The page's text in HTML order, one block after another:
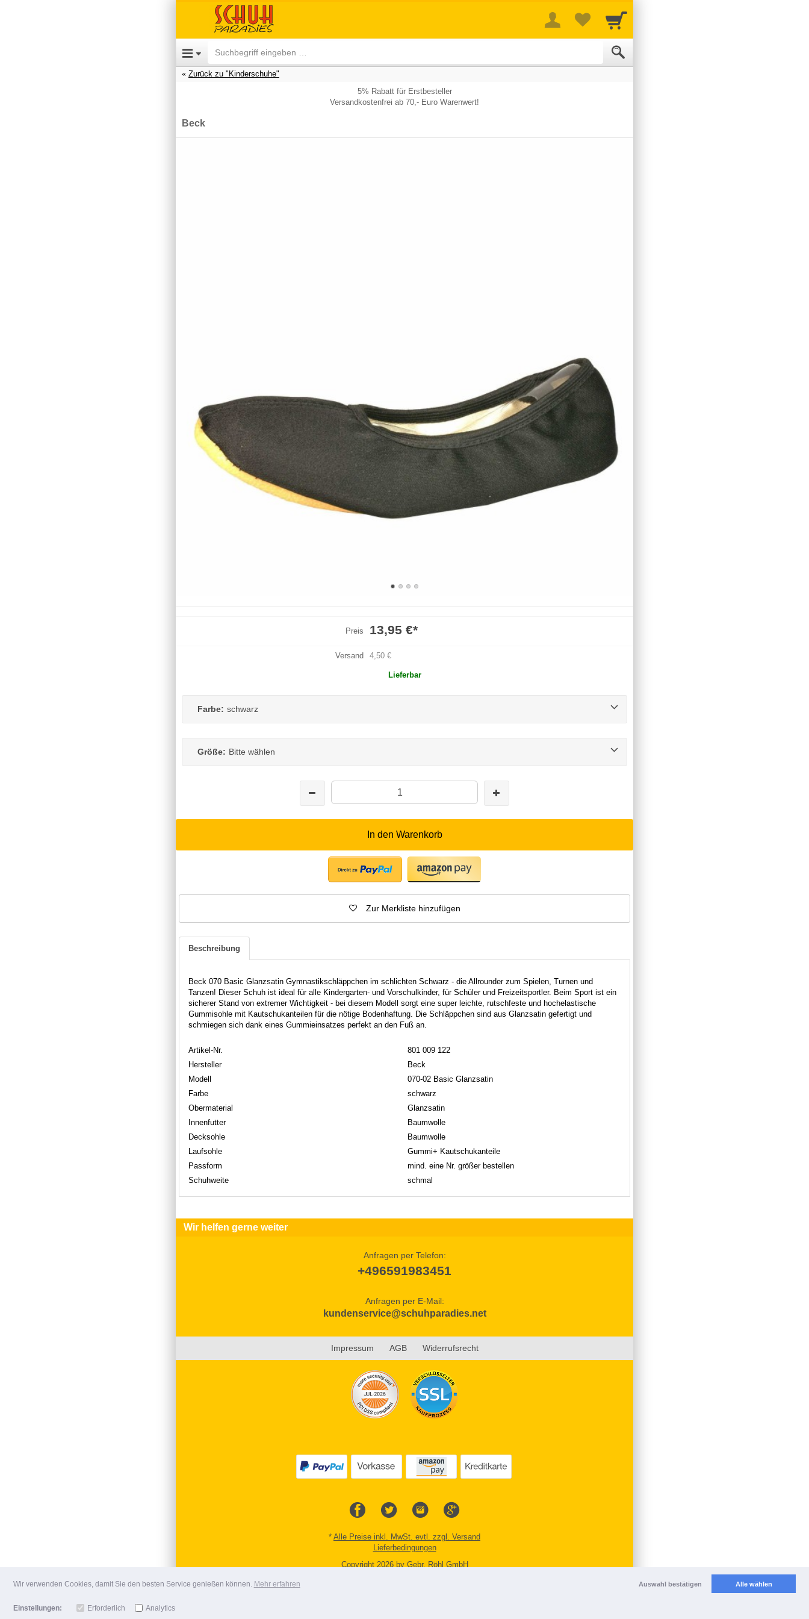
Wir verwenden Cookies, damit Sie den besten Service genießen können. Mehr erfahren Auswahl bestätigen Alle wählen
Einstellungen: Erforderlich Analytics
Zurück zu "Kinderschuhe"
5% Rabatt für Erstbesteller
Versandkostenfrei ab 70,- Euro Warenwert!
Beck
Preis 13,95 €*
Versand 4,50 €
Lieferbar
Farbe: schwarz
Größe: Bitte wählen
In den Warenkorb
Zur Merkliste hinzufügen
Beschreibung
Beck 070 Basic Glanzsatin Gymnastikschläppchen im schlichten Schwarz - die Allrounder zum Spielen, Turnen und
Tanzen! Dieser Schuh ist ideal für alle Kindergarten- und Vorschulkinder, für Schüler und Freizeitsportler. Beim Sport ist ein
sicherer Stand von extremer Wichtigkeit - bei diesem Modell sorgt eine super leichte, rutschfeste und hochelastische
Gummisohle mit Kautschukanteilen für die nötige Bodenhaftung. Die Schläppchen sind aus Glanzsatin gefertigt und
schmiegen sich dank eines Gummieinsatzes perfekt an den Fuß an.
Artikel-Nr.
801 009 122
Hersteller
Beck
Modell
070-02 Basic Glanzsatin
Farbe
schwarz
Obermaterial
Glanzsatin
Innenfutter
Baumwolle
Decksohle
Baumwolle
Laufsohle
Gummi+ Kautschukanteile
Passform
mind. eine Nr. größer bestellen
Schuhweite
schmal
Wir helfen gerne weiter
Anfragen per Telefon:
+496591983451
Anfragen per E-Mail:
kundenservice@schuhparadies.net
Impressum AGB Widerrufsrecht
* Alle Preise inkl. MwSt. evtl. zzgl. Versand
Lieferbedingungen
Copyright 2026 by Gebr. Röhl GmbH